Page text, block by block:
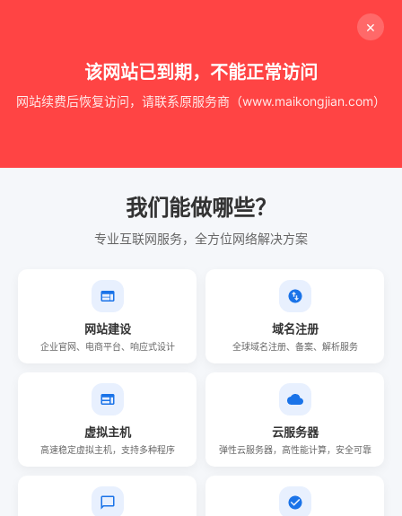
×
该网站已到期，不能正常访问
网站续费后恢复访问，请联系原服务商（www.maikongjian.com）
我们能做哪些？
专业互联网服务，全方位网络解决方案
网站建设
企业官网、电商平台、响应式设计
域名注册
全球域名注册、备案、解析服务
虚拟主机
高速稳定虚拟主机，支持多种程序
云服务器
弹性云服务器，高性能计算，安全可靠